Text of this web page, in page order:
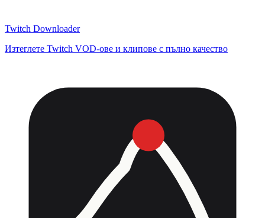
Twitch Downloader
Изтеглете Twitch VOD-ове и клипове с пълно качество